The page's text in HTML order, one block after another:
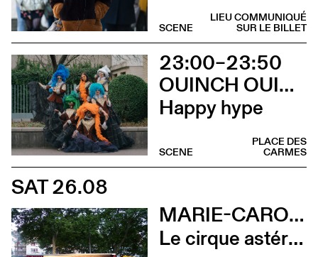
LIEU COMMUNIQUÉ
SUR LE BILLET
SCENE
23:00–23:50
OUINCH OUINCH X MULAH
Happy hype
PLACE DES
CARMES
SCENE
SAT 26.08
MARIE-CAROLINE HOMINAL
Le cirque astéroïde